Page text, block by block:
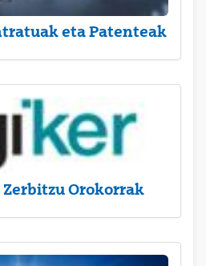
eta Patenteak
Orokorrak